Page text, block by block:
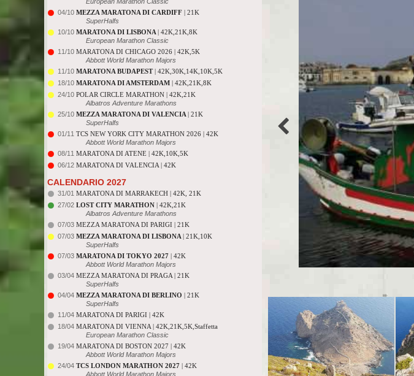
04/10 MEZZA MARATONA DI CARDIFF | 21K
SuperHalfs
10/10 MARATONA DI LISBONA | 42K,21K,8K
European Marathon Classic
11/10 MARATONA DI CHICAGO 2026 | 42K,5K
Abbott World Marathon Majors
11/10 MARATONA BUDAPEST| 42K,30K,14K,10K,5K
18/10 MARATONA DI AMSTERDAM | 42K,21K,8K
24/10 POLAR CIRCLE MARATHON | 42K,21K
Albatros Adventure Marathons
25/10 MEZZA MARATONA DI VALENCIA | 21K
SuperHalfs
01/11 TCS NEW YORK CITY MARATHON 2026 | 42K
Abbott World Marathon Majors
08/11 MARATONA DI ATENE | 42K,10K,5K
06/12 MARATONA DI VALENCIA | 42K
CALENDARIO 2027
31/01 MARATONA DI MARRAKECH | 42K, 21K
27/02 LOST CITY MARATHON | 42K,21K
Albatros Adventure Marathons
07/03 MEZZA MARATONA DI PARIGI | 21K
07/03 MEZZA MARATONA DI LISBONA | 21K,10K
SuperHalfs
07/03 MARATONA DI TOKYO 2027 | 42K
Abbott World Marathon Majors
03/04 MEZZA MARATONA DI PRAGA | 21K
SuperHalfs
04/04 MEZZA MARATONA DI BERLINO | 21K
SuperHalfs
11/04 MARATONA DI PARIGI | 42K
18/04 MARATONA DI VIENNA | 42K,21K,5K,Staffetta
European Marathon Classic
19/04 MARATONA DI BOSTON 2027 | 42K
Abbott World Marathon Majors
24/04 TCS LONDON MARATHON 2027 | 42K
Abbott World Marathon Majors